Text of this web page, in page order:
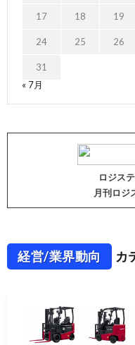
17 18 19
24 25 26
31
« 7月
ロジス
月刊ロジ
経営/業界動向 カ